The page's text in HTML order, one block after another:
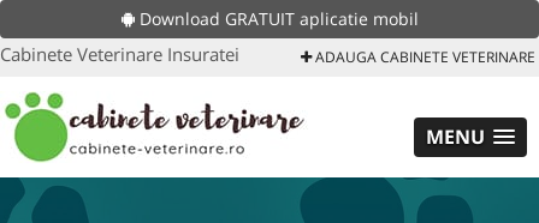
Download GRATUIT aplicatie mobil
Cabinete Veterinare Insuratei ADAUGA CABINETE VETERINARE
MENU